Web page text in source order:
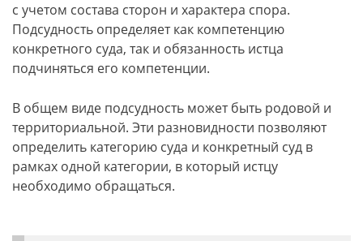
с учетом состава сторон и характера спора.
Подсудность определяет как компетенцию
конкретного суда, так и обязанность истца
подчиняться его компетенции.
В общем виде подсудность может быть родовой и
территориальной. Эти разновидности позволяют
определить категорию суда и конкретный суд в
рамках одной категории, в который истцу
необходимо обращаться.